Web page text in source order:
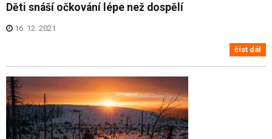
Děti snáší očkování lépe než dospělí
16. 12. 2021
číst dál